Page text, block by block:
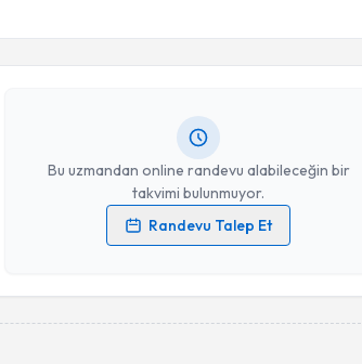
Bu uzmandan online randevu alabileceğin bir
takvimi bulunmuyor.
Randevu Talep Et
Kişisel verilerimin işlenmesine ilişkinAydınlatma Metni
işlenmesini kabul ediyorum.